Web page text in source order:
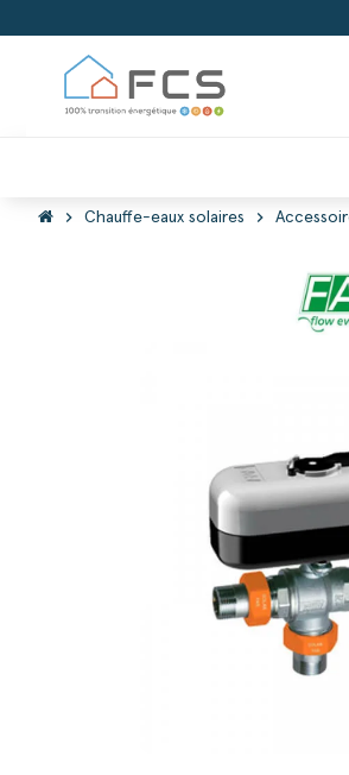
chevron_right Chauffe-eaux solaires chevron_right